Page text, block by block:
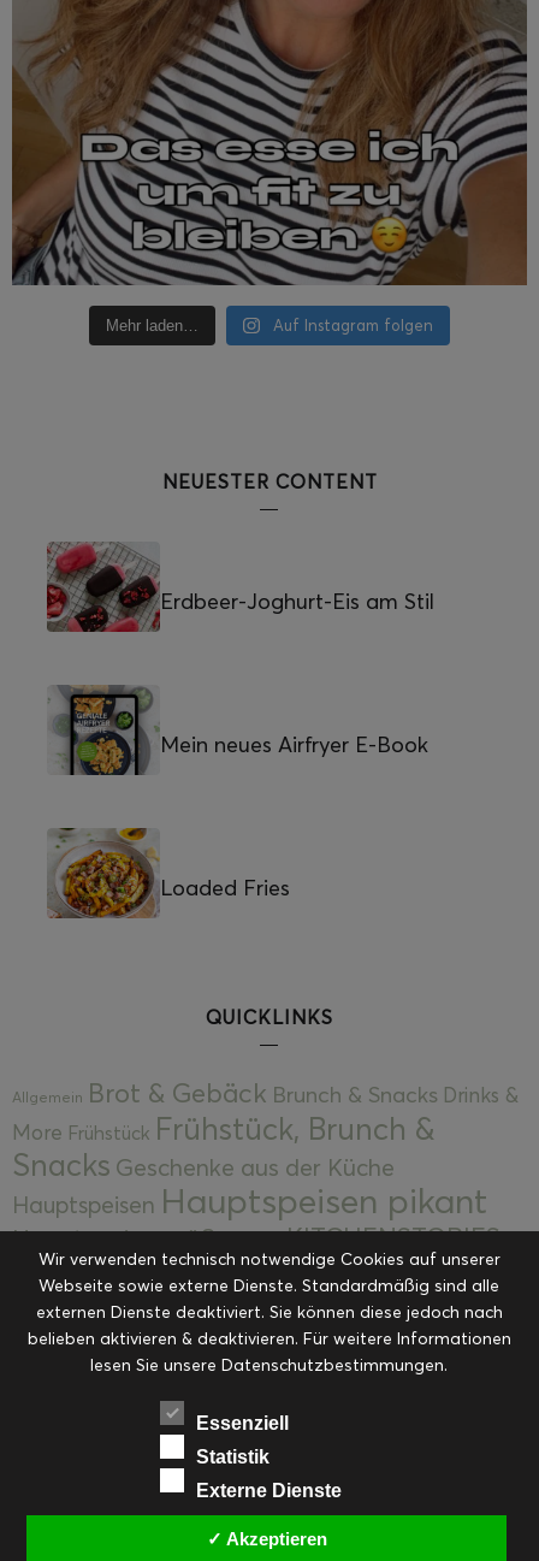
Mehr laden… Auf Instagram folgen
NEUESTER CONTENT
Erdbeer-Joghurt-Eis am Stil
Mein neues Airfryer E-Book
Loaded Fries
QUICKLINKS
Allgemein Brot & Gebäck Brunch & Snacks Drinks &
More Frühstück Frühstück, Brunch &
Snacks Geschenke aus der Küche
Hauptspeisen Hauptspeisen pikant
Hauptspeisen süßKekseKITCHENSTORIES
Kuchen, Torten & Desserts Kuchen und
Desserts Kulinarik Kulinarische Mitbringsel &
Eingemachtes Ohne Kategorie Ostern Resteküche
RezepteSaisonalSliderStartseite
Suppen, Salate & Vorspeisen
Vorspeisen, Salate & Suppen
Weihnachten Workshops & Events
Wir verwenden technisch notwendige Cookies auf unserer
Webseite sowie externe Dienste. Standardmäßig sind alle
externen Dienste deaktiviert. Sie können diese jedoch nach
belieben aktivieren & deaktivieren. Für weitere Informationen
lesen Sie unsere Datenschutzbestimmungen.
Essenziell
Statistik
Externe Dienste
✓ Akzeptieren